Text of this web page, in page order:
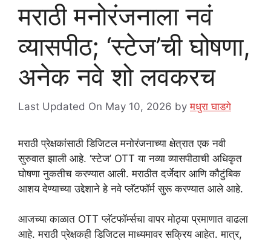
मराठी मनोरंजनाला नवं
व्यासपीठ; ‘स्टेज’ची घोषणा,
अनेक नवे शो लवकरच
Last Updated On May 10, 2026 byमधुरा घाडगे
मराठी प्रेक्षकांसाठी डिजिटल मनोरंजनाच्या क्षेत्रात एक नवी
सुरुवात झाली आहे. ‘स्टेज’ OTT या नव्या व्यासपीठाची अधिकृत
घोषणा नुकतीच करण्यात आली. मराठीत दर्जेदार आणि कौटुंबिक
आशय देण्याच्या उद्देशाने हे नवे प्लॅटफॉर्म सुरू करण्यात आले आहे.
आजच्या काळात OTT प्लॅटफॉर्म्सचा वापर मोठ्या प्रमाणात वाढला
आहे. मराठी प्रेक्षकही डिजिटल माध्यमावर सक्रिय आहेत. मात्र,